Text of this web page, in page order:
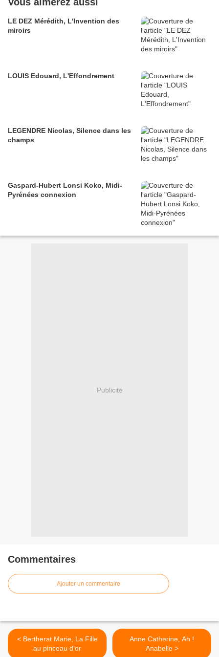
LE DEZ Mérédith, L'Invention des
miroirs
LOUIS Edouard, L'Effondrement
LEGENDRE Nicolas, Silence dans les
champs
Gaspard-Hubert Lonsi Koko, Midi-
Pyrénées connexion
Publicité
Commentaires
Ajouter un commentaire
< Bertherat Marie, La Fille
au pinceau d'or
Anne Catherine, Ah !
Anabelle >